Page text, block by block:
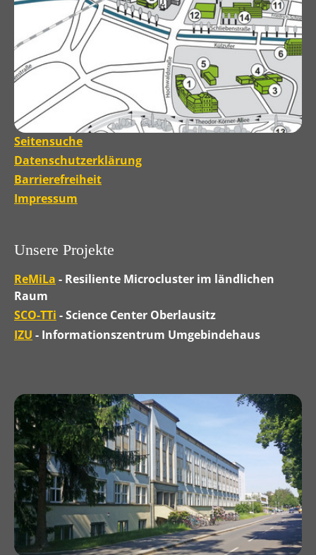
Seitensuche
Datenschutzerklärung
Barrierefreiheit
Impressum
Unsere Projekte
ReMiLa - Resiliente Microcluster im ländlichen
Raum
SCO-TTi - Science Center Oberlausitz
IZU - Informationszentrum Umgebindehaus